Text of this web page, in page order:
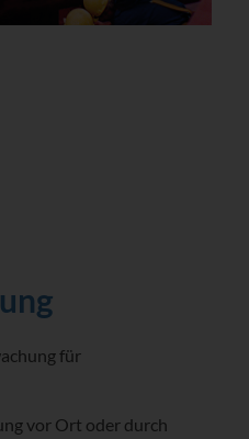
für
vor Ort oder durch